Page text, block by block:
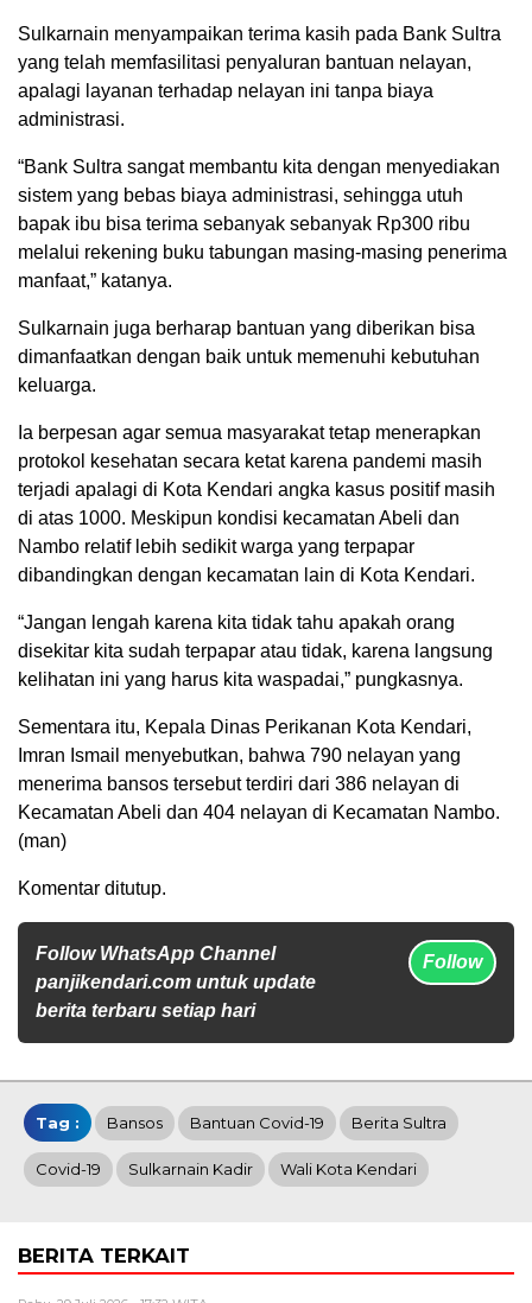
Sulkarnain menyampaikan terima kasih pada Bank Sultra
yang telah memfasilitasi penyaluran bantuan nelayan,
apalagi layanan terhadap nelayan ini tanpa biaya
administrasi.
“Bank Sultra sangat membantu kita dengan menyediakan
sistem yang bebas biaya administrasi, sehingga utuh
bapak ibu bisa terima sebanyak sebanyak Rp300 ribu
melalui rekening buku tabungan masing-masing penerima
manfaat,” katanya.
Sulkarnain juga berharap bantuan yang diberikan bisa
dimanfaatkan dengan baik untuk memenuhi kebutuhan
keluarga.
Ia berpesan agar semua masyarakat tetap menerapkan
protokol kesehatan secara ketat karena pandemi masih
terjadi apalagi di Kota Kendari angka kasus positif masih
di atas 1000. Meskipun kondisi kecamatan Abeli dan
Nambo relatif lebih sedikit warga yang terpapar
dibandingkan dengan kecamatan lain di Kota Kendari.
“Jangan lengah karena kita tidak tahu apakah orang
disekitar kita sudah terpapar atau tidak, karena langsung
kelihatan ini yang harus kita waspadai,” pungkasnya.
Sementara itu, Kepala Dinas Perikanan Kota Kendari,
Imran Ismail menyebutkan, bahwa 790 nelayan yang
menerima bansos tersebut terdiri dari 386 nelayan di
Kecamatan Abeli dan 404 nelayan di Kecamatan Nambo.
(man)
Komentar ditutup.
Follow WhatsApp Channel
panjikendari.com untuk update
berita terbaru setiap hari
Follow
Tag : Bansos Bantuan Covid-19 Berita Sultra
Covid-19 Sulkarnain Kadir Wali Kota Kendari
BERITA TERKAIT